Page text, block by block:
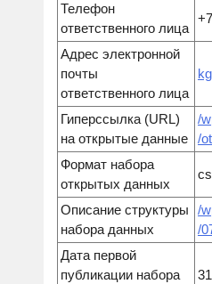
Телефон
ответственного лица
Адрес электронной
почты
ответственного лица
Гиперссылка (URL)
на открытые данные
/
/
Формат набора
открытых данных
Описание структуры
набора данных
/
/
Дата первой
публикации набора